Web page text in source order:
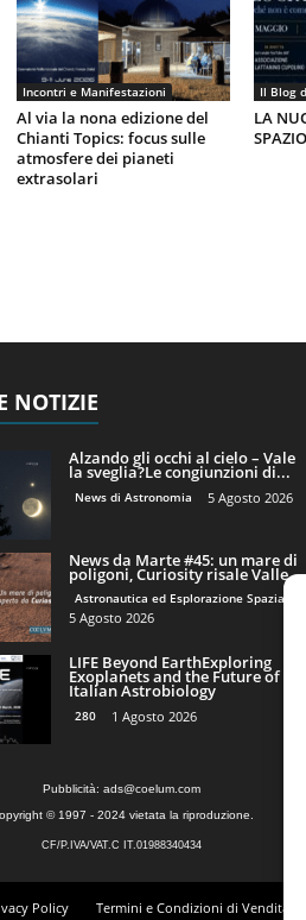
Incontri e Manifestazioni
Al via la nona edizione del
Chianti Topics: focus sulle
atmosfere dei pianeti
extrasolari
Il Blog
LA
SPAZIO
NOTIZIE
Alzando gli occhi al cielo – Vale
la sveglia?Le congiunzioni di...
News di Astronomia 5 Agosto 2026
News da Marte #45: un mare di
poligoni, Curiosity risale Valle...
Astronautica ed Esplorazione Spaziale
5 Agosto 2026
LIFE Beyond EarthExploring
Exoplanets and the Future of
Italian Astrobiology
280 1 Agosto 2026
Pubblicità: ads@coelum.com
© 1997 - 2024 vietata la riproduzione.
CF/P.IVA/VAT.C IT.01988340434
Policy Termini e Condizioni di Vendita